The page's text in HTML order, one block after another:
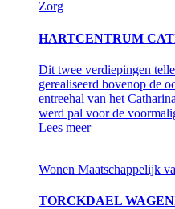
Zorg
HARTCENTRUM
Dit twee verdiepingen
gerealiseerd bovenop de
entreehal van het
werd pal voor de
Lees meer
Wonen Maatschappelijk
TORCKDAEL